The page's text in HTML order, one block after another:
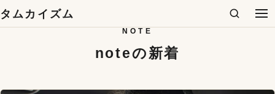
コンテンツへスキップ
タムカイズム 検索 メ
NOTE
noteの新着